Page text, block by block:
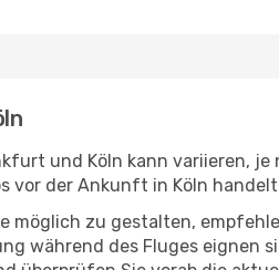
und Köln kann variieren,
vor der Ankunft in Köln
möglich zu gestalten,
während des Fluges eignen